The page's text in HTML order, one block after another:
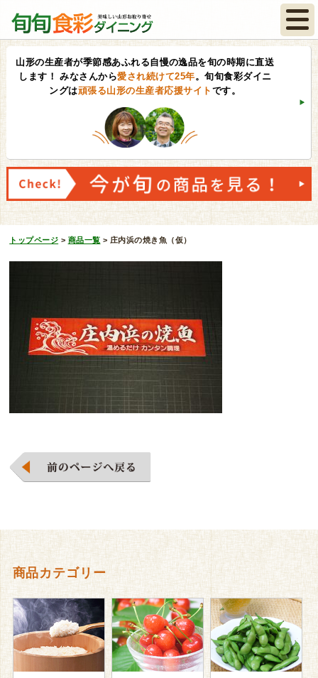
山形の生産者が季節感あふれる自慢の逸品を旬の時期に直送
します！ みなさんから愛され続けて25年。旬旬食彩ダイニ
ングは頑張る山形の生産者応援サイト です。
トップページ > 商品一覧 > 庄内浜の焼き魚（仮）
商品カテゴリー